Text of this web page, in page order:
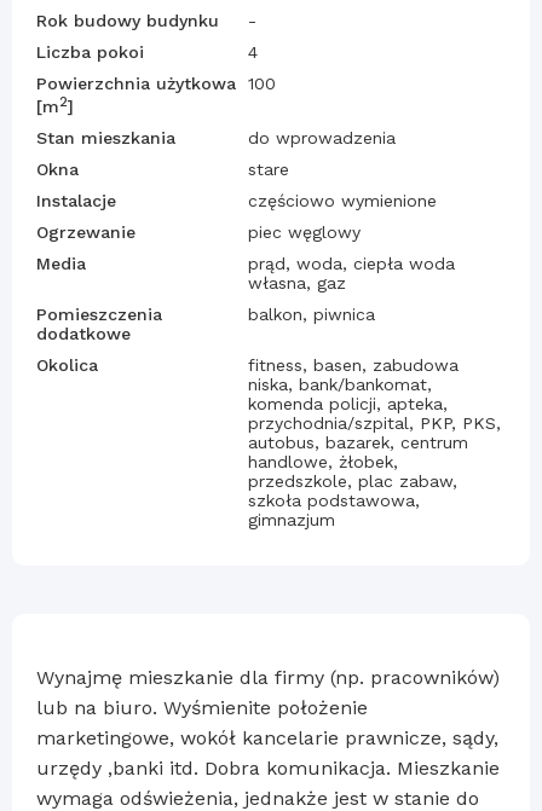
Rok budowy budynku
-
Liczba pokoi
4
Powierzchnia użytkowa
[m2]
100
Stan mieszkania
do wprowadzenia
Okna
stare
Instalacje
częściowo wymienione
Ogrzewanie
piec węglowy
Media
prąd, woda, ciepła woda
własna, gaz
Pomieszczenia
dodatkowe
balkon, piwnica
Okolica
fitness, basen, zabudowa
niska, bank/bankomat,
komenda policji, apteka,
przychodnia/szpital, PKP, PKS,
autobus, bazarek, centrum
handlowe, żłobek,
przedszkole, plac zabaw,
szkoła podstawowa,
gimnazjum
Wynajmę mieszkanie dla firmy (np. pracowników)
lub na biuro. Wyśmienite położenie
marketingowe, wokół kancelarie prawnicze, sądy,
urzędy ,banki itd. Dobra komunikacja. Mieszkanie
wymaga odświeżenia, jednakże jest w stanie do